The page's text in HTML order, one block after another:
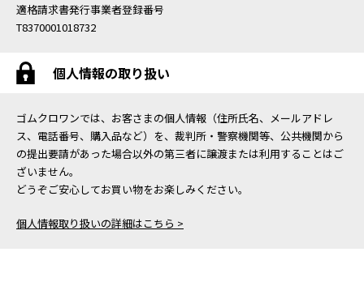
適格請求書発行事業者登録番号
T8370001018732
個人情報の取り扱い
ゴムクロワンでは、お客さまの個人情報（住所氏名、メールアドレ
ス、電話番号、購入品など）を、裁判所・警察機関等、公共機関から
の提出要請があった場合以外の第三者に譲渡または利用することはご
ざいません。
どうぞご安心してお買い物をお楽しみください。
個人情報取り扱いの詳細はこちら >